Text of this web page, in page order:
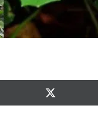
Share
on